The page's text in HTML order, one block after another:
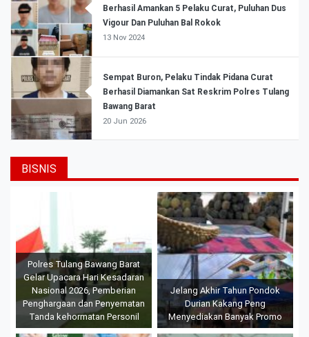
Berhasil Amankan 5 Pelaku Curat, Puluhan Dus
Vigour Dan Puluhan Bal Rokok
13 Nov 2024
Sempat Buron, Pelaku Tindak Pidana Curat
Berhasil Diamankan Sat Reskrim Polres Tulang
Bawang Barat
20 Jun 2026
BISNIS
Polres Tulang Bawang Barat
Gelar Upacara Hari Kesadaran
Nasional 2026, Pemberian
Penghargaan dan Penyematan
Tanda kehormatan Personil
Jelang Akhir Tahun Pondok
Durian Kakang Peng
Menyediakan Banyak Promo